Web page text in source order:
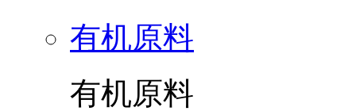
有机原料
有机原料